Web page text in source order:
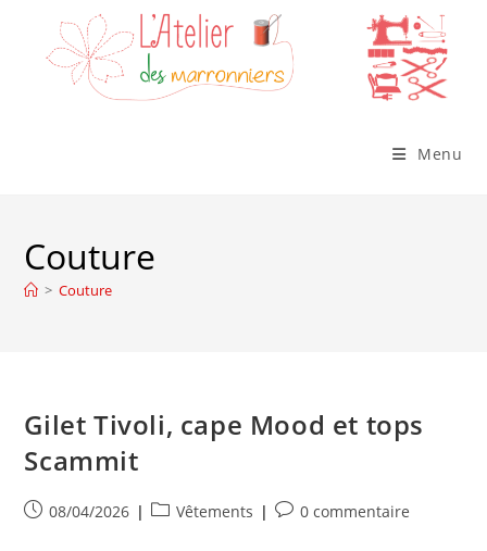
content
Menu
Couture
> Couture
Gilet Tivoli, cape Mood et tops
Scammit
Publication
08/04/2026
PostVêtements
Commentaires
0 commentaire